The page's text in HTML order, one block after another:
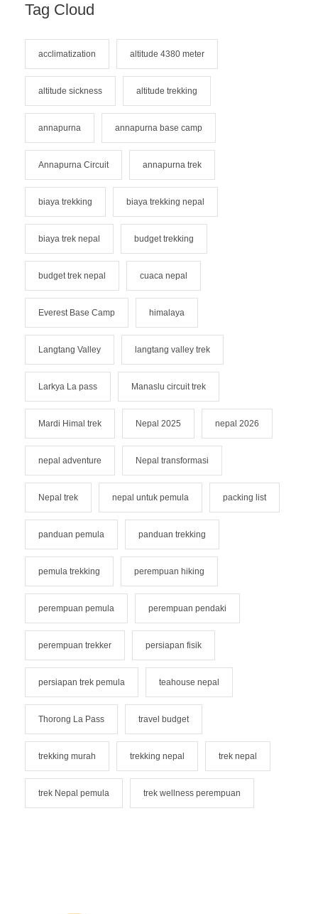
Tag Cloud
acclimatization altitude 4380 meter
altitude sickness altitude trekking
annapurna annapurna base camp
Annapurna Circuit annapurna trek
biaya trekking biaya trekking nepal
biaya trek nepal budget trekking
budget trek nepal cuaca nepal
Everest Base Camp himalaya
Langtang Valley langtang valley trek
Larkya La pass Manaslu circuit trek
Mardi Himal trek Nepal 2025 nepal 2026
nepal adventure Nepal transformasi
Nepal trek nepal untuk pemula packing list
panduan pemula panduan trekking
pemula trekking perempuan hiking
perempuan pemula perempuan pendaki
perempuan trekker persiapan fisik
persiapan trek pemula teahouse nepal
Thorong La Pass travel budget
trekking murah trekking nepal trek nepal
trek Nepal pemula trek wellness perempuan